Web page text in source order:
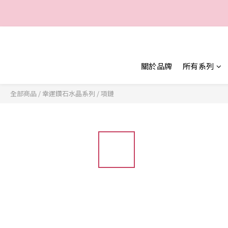
關於品牌 所有系列
全部商品 / 幸運鑽石水晶系列 /項鏈